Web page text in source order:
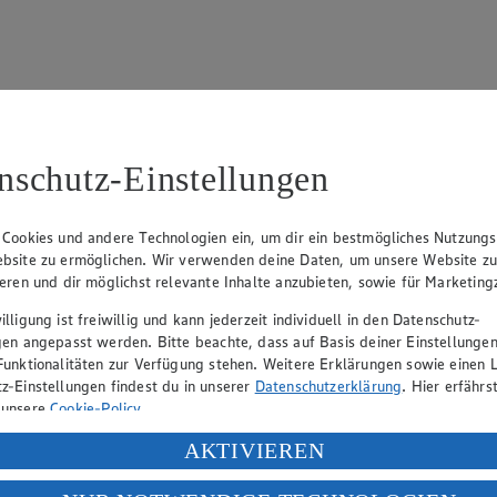
Claus Hollinger (Vorstandsmitglied, Sprecher), Dr. Dirk
gewährt Ihnen jedoch das Recht, den auf dieser Website
und Vervielfältigung von Bildmaterial oder Grafiken aus
verantwortlich. Firma und Anschriften unserer
hin, dass wir nicht an einem Streitbeilegungsverfahren vor einer
Einstellungen
und andere Technologien ein, um dir ein bestmögliches
zu ermöglichen. Wir verwenden deine Daten, um unsere Website zu
und dir möglichst relevante Inhalte anzubieten, sowie für
ist freiwillig und kann jederzeit individuell in den Datenschutz-
angepasst werden. Bitte beachte, dass auf Basis deiner
zur Verfügung stehen. Weitere Erklärungen sowie einen
Einstellungen findest du in unserer Datenschutzerklärung. Hier
Cookie-Policy.
deiner personenbezogenen Daten in den USA durch Facebook und
„Aktivieren“ klickst, willigst du im Sinne des Art. 49 Abs. 1 Satz 1 lit.
AKTIVIEREN